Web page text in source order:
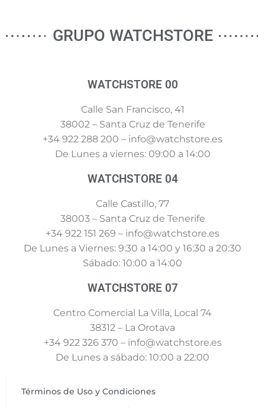
GRUPO WATCHSTORE
WATCHSTORE 00
Calle San Francisco, 41
38002 – Santa Cruz de Tenerife
+34 922 288 200 – info@watchstore.es
De Lunes a viernes: 09:00 a 14:00
WATCHSTORE 04
Calle Castillo, 77
38003 – Santa Cruz de Tenerife
+34 922 151 269 – info@watchstore.es
De Lunes a Viernes: 9:30 a 14:00 y 16:30 a 20:30
Sábado: 10:00 a 14:00
WATCHSTORE 07
Centro Comercial La Villa, Local 74
38312 – La Orotava
+34 922 326 370 – info@watchstore.es
De Lunes a sábado: 10:00 a 22:00
Términos de Uso y Condiciones